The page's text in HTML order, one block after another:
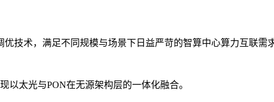
技术，满足不同规模与场景下日益严苛的智算中心算力互联需
以太光与PON在无源架构层的一体化融合。